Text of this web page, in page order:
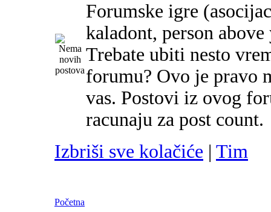
Forumske igre
kaladont, person
Trebate ubiti nesto
forumu? Ovo je pravo
vas. Postovi iz ovog
racunaju za post count.
Izbriši sve kolačiće | Tim
Početna